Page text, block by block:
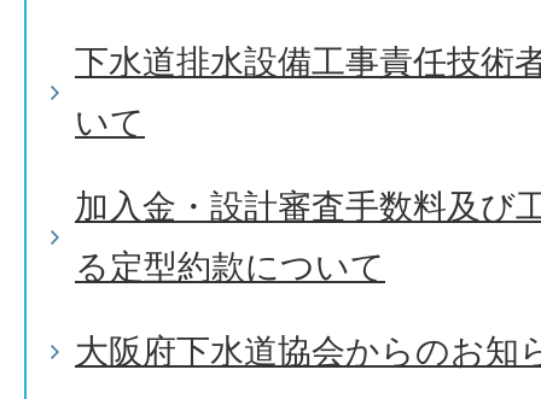
下水道排水設備工事責任技術
いて
加入金・設計審査手数料及び
る定型約款について
大阪府下水道協会からのお知